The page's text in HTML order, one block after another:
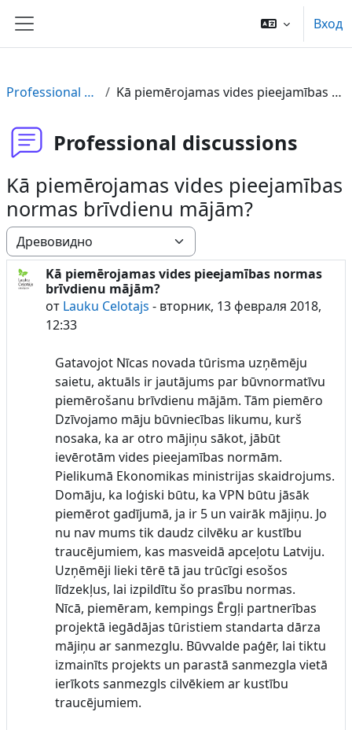
Боковая панель
Вход
Professional discussions Kā piemērojamas vides pieejamības normas brīvdienu mājām?
Professional discussions
Kā piemērojamas vides pieejamības
normas brīvdienu mājām?
Режим отображения
Kā piemērojamas vides pieejamības normas
brīvdienu mājām?
от Lauku Celotajs - вторник, 13 февраля 2018,
12:33
Количество ответов: 1
Gatavojot Nīcas novada tūrisma uzņēmēju
saietu, aktuāls ir jautājums par būvnormatīvu
piemērošanu brīvdienu mājām. Tām piemēro
Dzīvojamo māju būvniecības likumu, kurš
nosaka, ka ar otro mājiņu sākot, jābūt
ievērotām vides pieejamības normām.
Pielikumā Ekonomikas ministrijas skaidrojums.
Domāju, ka loģiski būtu, ka VPN būtu jāsāk
piemērot gadījumā, ja ir 5 un vairāk mājiņu. Jo
nu nav mums tik daudz cilvēku ar kustību
traucējumiem, kas masveidā apceļotu Latviju.
Uzņēmēji lieki tērē tā jau trūcīgi esošos
līdzekļus, lai izpildītu šo prasību normas.
Nīcā, piemēram, kempings Ērgļi partnerības
projektā iegādājas tūristiem standarta dārza
mājiņu ar sanmezglu. Būvvalde paģēr, lai tiktu
izmainīts projekts un parastā sanmezgla vietā
ierīkots sanmezgls cilvēkiem ar kustību
traucējumiem.